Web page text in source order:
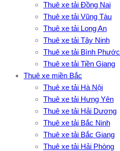
Thuê xe tải Đồng Nai
Thuê xe tải Vũng Tàu
Thuê xe tải Long An
Thuê xe tải Tây Ninh
Thuê xe tải Bình Phước
Thuê xe tải Tiền Giang
Thuê xe miền Bắc
Thuê xe tải Hà Nội
Thuê xe tải Hưng Yên
Thuê xe tải Hải Dương
Thuê xe tải Bắc Ninh
Thuê xe tải Bắc Giang
Thuê xe tải Hải Phòng